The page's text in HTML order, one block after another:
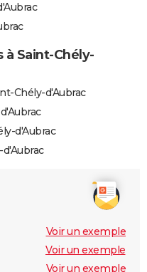
Saint-Chély-
Chély-d'Aubrac
d'Aubrac
Voir un exemple
Voir un exemple
Voir un exemple